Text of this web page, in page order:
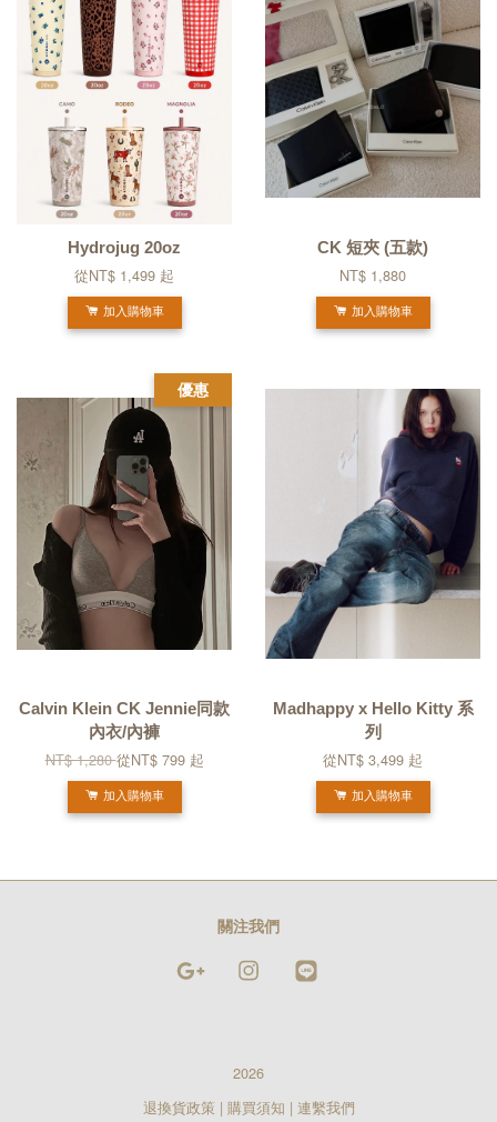
Hydrojug 20oz
從NT$ 1,499 起
加入購物車
CK 短夾 (五款)
NT$ 1,880
加入購物車
優惠
Calvin Klein CK Jennie同款
內衣/內褲
NT$ 1,280從NT$ 799 起
加入購物車
Madhappy x Hello Kitty 系
列
從NT$ 3,499 起
加入購物車
關注我們
Google Instagram
2026
退換貨政策 | 購買須知 | 連繫我們